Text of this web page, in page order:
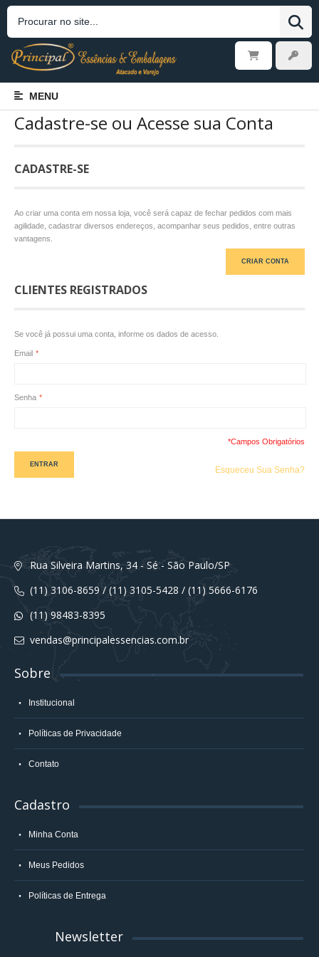
MENU
Cadastre-se ou Acesse sua Conta
CADASTRE-SE
Ao criar uma conta em nossa loja, você será capaz de fechar pedidos com mais
agilidade, cadastrar diversos endereços, acompanhar seus pedidos, entre outras
vantagens.
CRIAR CONTA
CLIENTES REGISTRADOS
Se você já possui uma conta, informe os dados de acesso.
*
Email
*
Senha
*Campos Obrigatórios
ENTRAR
Esqueceu Sua Senha?
Rua Silveira Martins, 34 - Sé - São Paulo/SP
(11) 3106-8659 / (11) 3105-5428 / (11) 5666-6176
(11) 98483-8395
vendas@principalessencias.com.br
Sobre
Institucional
Políticas de Privacidade
Contato
Cadastro
Minha Conta
Meus Pedidos
Políticas de Entrega
Newsletter